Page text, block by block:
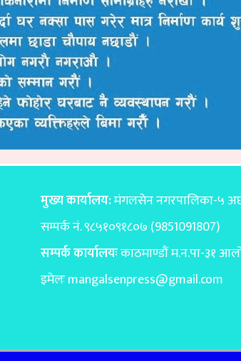
मुख्य कार्यालय:मंगलसेन नगरपालिका-५
सम्पर्क नं. ९८५१०९१८०७ (9851091807)
सम्पर्क कार्यालयःकाठमाण्डाैं म.न.पा-३१
इमेलःmangalsenpress@gmail.com